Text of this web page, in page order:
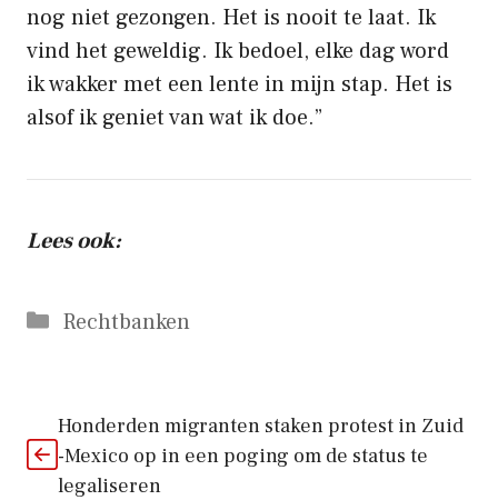
nog niet gezongen. Het is nooit te laat. Ik
vind het geweldig. Ik bedoel, elke dag word
ik wakker met een lente in mijn stap. Het is
alsof ik geniet van wat ik doe.”
Lees ook:
Categorieën
Rechtbanken
Honderden migranten staken protest in Zuid
-Mexico op in een poging om de status te
legaliseren